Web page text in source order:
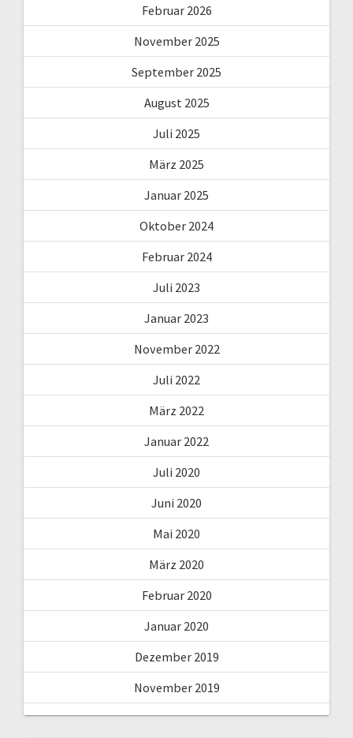
Februar 2026
November 2025
September 2025
August 2025
Juli 2025
März 2025
Januar 2025
Oktober 2024
Februar 2024
Juli 2023
Januar 2023
November 2022
Juli 2022
März 2022
Januar 2022
Juli 2020
Juni 2020
Mai 2020
März 2020
Februar 2020
Januar 2020
Dezember 2019
November 2019